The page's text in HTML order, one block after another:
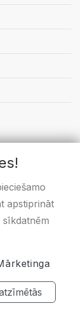
apstiprināt
atzīmētās